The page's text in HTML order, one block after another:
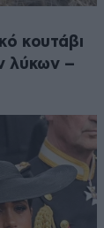
κουτάβι
λύκων –